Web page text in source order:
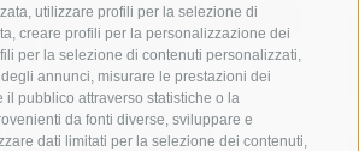
utilizzare profili per la selezione di
creare profili per la personalizzazione dei
per la selezione di contenuti personalizzati,
annunci, misurare le prestazioni dei
il pubblico attraverso statistiche o la
da fonti diverse, sviluppare e
dati limitati per la selezione dei contenuti,
di porto capri
carabinieri
circumvesuviana
concerto
contagi
covid-19 eav
elezioni